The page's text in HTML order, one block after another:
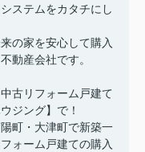
ステムをカタチにし
の家を安心して購入
動産会社です。
古リフォーム戸建て
ジング】で！
町・大津町で新築一
ォーム戸建ての購入